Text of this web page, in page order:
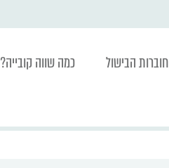
חוברות הבישול כמה שווה קובייה?